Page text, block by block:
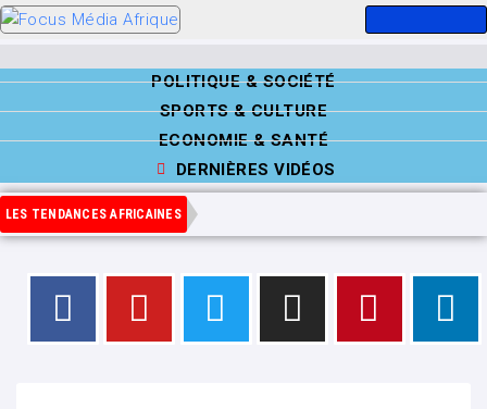
POLITIQUE & SOCIÉTÉ
SPORTS & CULTURE
ECONOMIE & SANTÉ
DERNIÈRES VIDÉOS
LES TENDANCES AFRICAINES